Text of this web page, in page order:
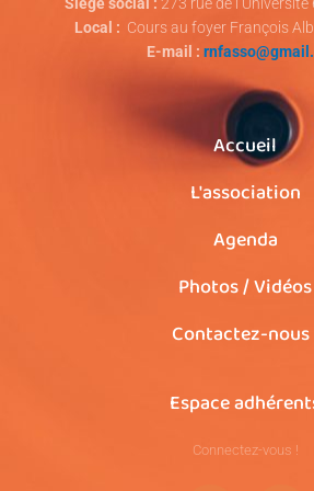
Siège social : 273 rue de
Local : Cours au foyer François
E-mail :
Accueil
L'association
Agenda
Photos / Vidéos
Contactez-nous
Espace
Connectez-vous !